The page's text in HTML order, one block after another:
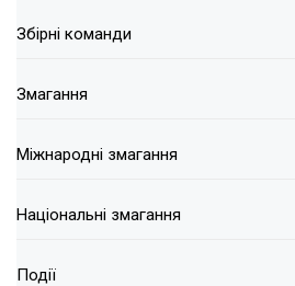
Збірні команди
Змагання
Міжнародні змагання
Національні змагання
Події